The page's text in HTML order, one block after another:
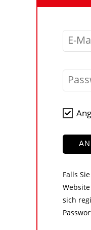
E-
Falls
sich